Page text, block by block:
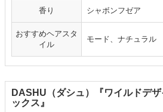
香り シャボンフゼア
おすすめヘアスタ
イル
モード、ナチュラル
DASHU（ダシュ）『ワイルドデ
ックス』